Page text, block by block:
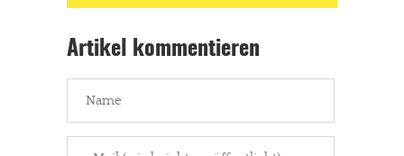
Artikel kommentieren